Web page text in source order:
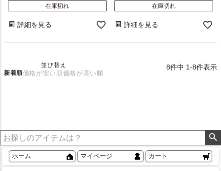
在庫切れ
詳細を見る
在庫切れ
詳細を見る
並び替え
新着順価格が安い順価格が高い順
8件中 1-8件表示
ホーム マイページ カート